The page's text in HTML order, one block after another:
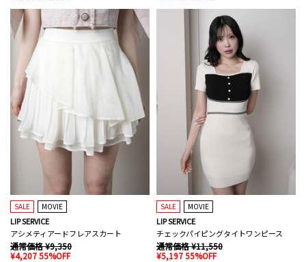
SALE MOVIE
LIP SERVICE
アシメティアードフレアスカート
通常価格 ¥9,350
¥4,207 55%OFF
SALE MOVIE
LIP SERVICE
チェックパイピングタイトワンピース
通常価格 ¥11,550
¥5,197 55%OFF